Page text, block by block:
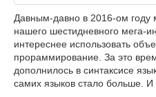
Давным-давно в 2016-ом году
нашего шестидневного мега-
интереснее использовать
прораммирование. За это
дополнилось в синтаксисе
самих языков стало больше. И